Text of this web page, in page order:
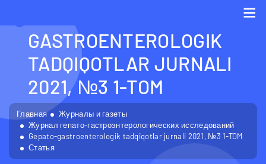
GASTROENTEROLOGIK
TADQIQOTLAR JURNALI
2021, №3 1-TOM
Главная
Журналы и газеты
Журнал гепато-гастроэнтерологических исследований
Gepato-gastroenterologik tadqiqotlar jurnali 2021, №3 1-TOM
Статья